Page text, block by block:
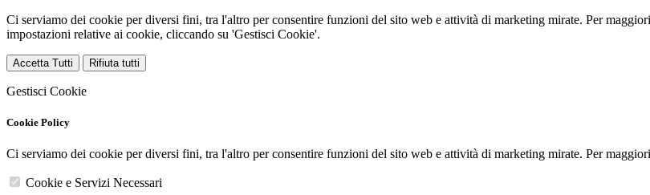
Ci serviamo dei cookie per diversi fini, tra l'altro per consentire funzioni del sito web e attività di marketing mirate. Per
impostazioni relative ai cookie, cliccando su 'Gestisci Cookie'.
Accetta Tutti Rifiuta tutti
Gestisci Cookie
Cookie Policy
Ci serviamo dei cookie per diversi fini, tra l'altro per consentire funzioni del sito web e attività di marketing mirate. Per
Cookie e Servizi Necessari